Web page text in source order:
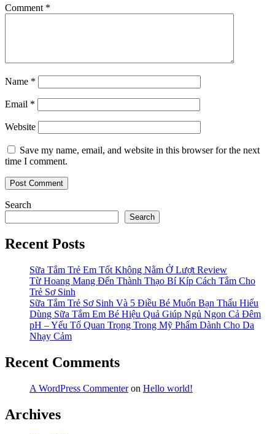
Comment *
Name *
Email *
Website
Save my name, email, and website in this browser for the next
time I comment.
Search
Search
Recent Posts
Sữa Tắm Trẻ Em Tốt Không Nằm Ở Lượt Review
Từ Hoang Mang Đến Thành Thạo Bí Kíp Cách Tắm Cho
Trẻ Sơ Sinh
Sữa Tắm Trẻ Sơ Sinh Và 5 Điều Bé Muốn Bạn Thấu Hiểu
Dùng Sữa Tắm Em Bé Hiệu Quả Giúp Ngủ Ngon Cả Đêm
pH – Yếu Tố Quan Trọng Trong Mỹ Phẩm Dành Cho Da
Nhạy Cảm
Recent Comments
A WordPress Commenteron Hello world!
Archives